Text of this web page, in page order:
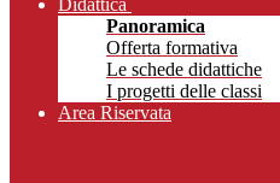
Didattica
Panoramica
Offerta formativa
Le schede didattiche
I progetti delle classi
Area Riservata